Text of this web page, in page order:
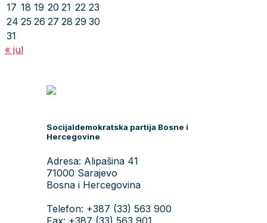
17 18 19 20 21 22 23
24 25 26 27 28 29 30
31
« jul
Socijaldemokratska partija Bosne i
Hercegovine
Adresa: Alipašina 41
71000 Sarajevo
Bosna i Hercegovina
Telefon: +387 (33) 563 900
Fax: +387 (33) 563 901